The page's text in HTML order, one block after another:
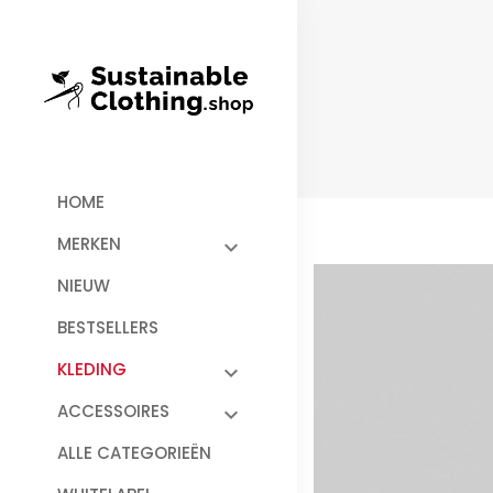
HOME
MERKEN
NIEUW
BESTSELLERS
KLEDING
ACCESSOIRES
ALLE CATEGORIEËN